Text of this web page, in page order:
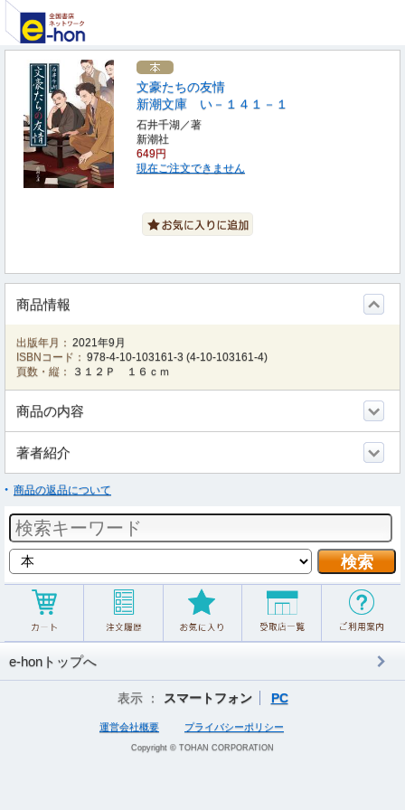
文豪たちの友情
新潮文庫 い－１４１－１
石井千湖／著
新潮社
649円
現在ご注文できません
商品情報
出版年月： 2021年9月
ISBNコード： 978-4-10-103161-3 (4-10-103161-4)
頁数・縦：
３１２Ｐ １６ｃｍ
商品の内容
著者紹介
商品の返品について
e-honトップへ
表示 ： スマートフォン PC
運営会社概要 プライバシーポリシー
Copyright © TOHAN CORPORATION